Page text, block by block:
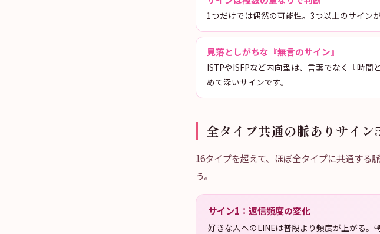
1つだけでは偶然の可能性。3つ以上のサイン
見落としがちな『無言のサイン』
ISTPやISFPなど内向型は、言葉でなく『時
めて深いサインです。
全タイプ共通の脈ありサイン
16タイプを超えて、ほぼ全タイプに共通する
う。
サイン1 ： 返信頻度の変化
好きな人へのLINEは普段より頻度が上がる。